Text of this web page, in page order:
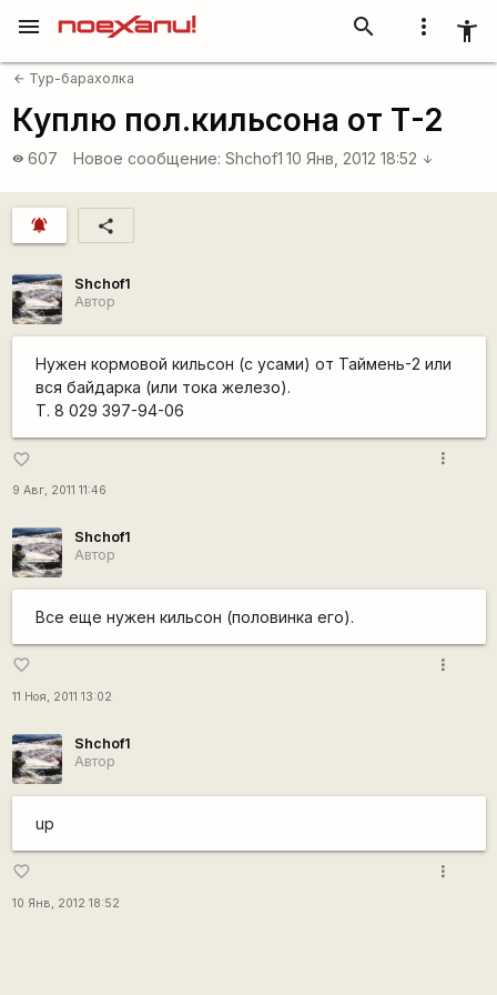
more_vert accessibility_new
search
menu
arrow_back Тур-барахолка
Куплю пол.кильсона от Т-2
visibility 607 Новое сообщение: Shchof1 10 Янв, 2012 18:52 arrow_downward
notifications_active share
Shchof1
Автор
Нужен кормовой кильсон (с усами) от Таймень-2 или
вся байдарка (или тока железо).
Т. 8 029 397-94-06
favorite_border
9 Авг, 2011 11:46
more_vert
Shchof1
Автор
Все еще нужен кильсон (половинка его).
favorite_border
11 Ноя, 2011 13:02
more_vert
Shchof1
Автор
up
favorite_border
10 Янв, 2012 18:52
more_vert